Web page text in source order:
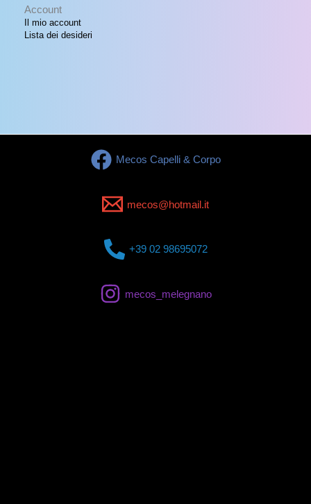
Account
Il mio account
Lista dei desideri
Mecos Capelli & Corpo
mecos@hotmail.it
+39 02 98695072
mecos_melegnano